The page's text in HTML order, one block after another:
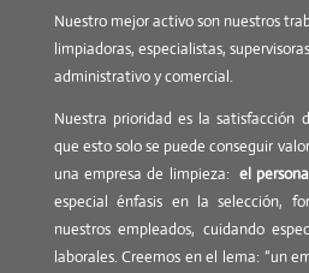
Nuestro mejor activo son nuestros
limpiadoras, especialistas,
administrativo y comercial.
Nuestra prioridad es la satisfacción
que esto solo se puede conseguir
una empresa de limpieza: el
especial énfasis en la selección,
nuestros empleados, cuidando
laborales. Creemos en el lema: “un